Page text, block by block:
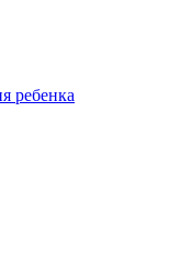
ребенка